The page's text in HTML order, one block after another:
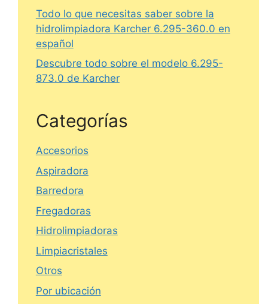
Todo lo que necesitas saber sobre la
hidrolimpiadora Karcher 6.295-360.0 en
español
Descubre todo sobre el modelo 6.295-
873.0 de Karcher
Categorías
Accesorios
Aspiradora
Barredora
Fregadoras
Hidrolimpiadoras
Limpiacristales
Otros
Por ubicación